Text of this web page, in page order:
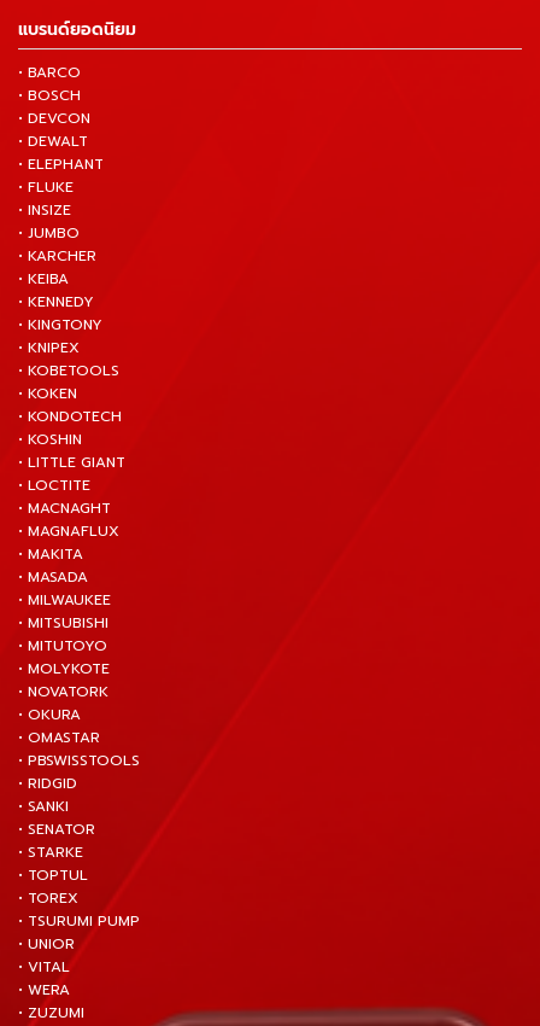
แบรนด์ยอดนิยม
• BARCO
• BOSCH
• DEVCON
• DEWALT
• ELEPHANT
• FLUKE
• INSIZE
• JUMBO
• KARCHER
• KEIBA
• KENNEDY
• KINGTONY
• KNIPEX
• KOBETOOLS
• KOKEN
• KONDOTECH
• KOSHIN
• LITTLE GIANT
• LOCTITE
• MACNAGHT
• MAGNAFLUX
• MAKITA
• MASADA
• MILWAUKEE
• MITSUBISHI
• MITUTOYO
• MOLYKOTE
• NOVATORK
• OKURA
• OMASTAR
• PBSWISSTOOLS
• RIDGID
• SANKI
• SENATOR
• STARKE
• TOPTUL
• TOREX
• TSURUMI PUMP
• UNIOR
• VITAL
• WERA
• ZUZUMI